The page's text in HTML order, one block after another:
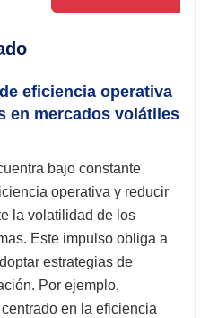
eficiencia operativa
en mercados volátiles
bajo constante
operativa y reducir
la volatilidad de los
Este impulso obliga a
estrategias de
Por ejemplo,
en la eficiencia